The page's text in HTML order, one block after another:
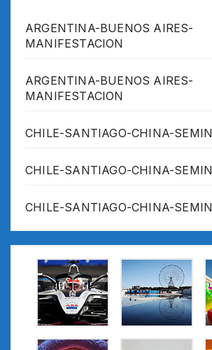
ARGENTINA-BUENOS AIRES-
MANIFESTACION
ARGENTINA-BUENOS AIRES-
MANIFESTACION
CHILE-SANTIAGO-CHINA-
CHILE-SANTIAGO-CHINA-
CHILE-SANTIAGO-CHINA-